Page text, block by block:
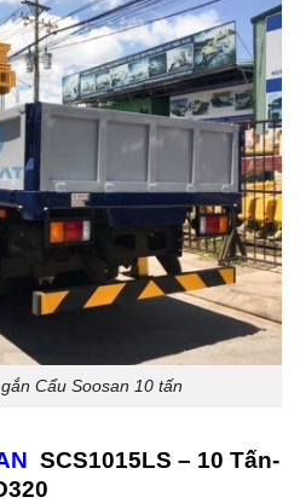
Cẩu Soosan 10 tấn
SCS1015LS – 10 Tấn-